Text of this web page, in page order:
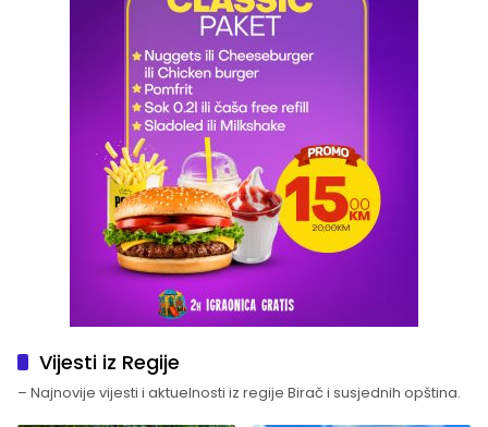
Vijesti iz Regije
– Najnovije vijesti i aktuelnosti iz regije Birač i susjednih opština.